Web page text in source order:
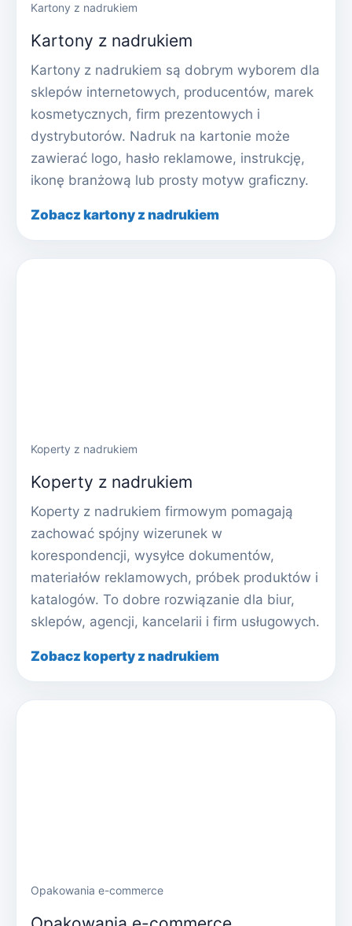
Kartony z nadrukiem
Kartony z nadrukiem
Kartony z nadrukiem są dobrym wyborem dla
sklepów internetowych, producentów, marek
kosmetycznych, firm prezentowych i
dystrybutorów. Nadruk na kartonie może
zawierać logo, hasło reklamowe, instrukcję,
ikonę branżową lub prosty motyw graficzny.
Zobacz kartony z nadrukiem
Koperty z nadrukiem
Koperty z nadrukiem
Koperty z nadrukiem firmowym pomagają
zachować spójny wizerunek w
korespondencji, wysyłce dokumentów,
materiałów reklamowych, próbek produktów i
katalogów. To dobre rozwiązanie dla biur,
sklepów, agencji, kancelarii i firm usługowych.
Zobacz koperty z nadrukiem
Opakowania e-commerce